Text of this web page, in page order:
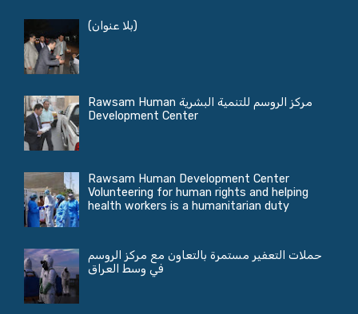
(بلا عنوان)
مركز الروسم للتنمية البشرية Rawsam Human
Development Center
Rawsam Human Development Center
Volunteering for human rights and helping
health workers is a humanitarian duty
حملات التعفير مستمرة بالتعاون مع مركز الروسم
في وسط العراق